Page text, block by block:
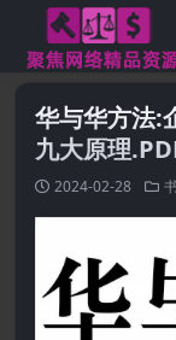
华与华方法:
九大原理
2024-02-28